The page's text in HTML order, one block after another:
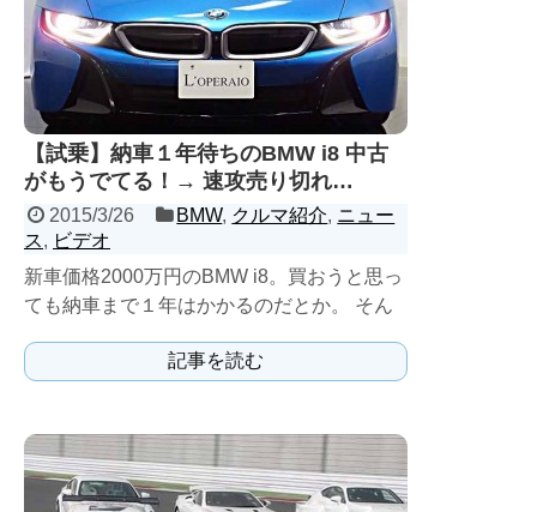
【試乗】納車１年待ちのBMW i8 中古
がもうでてる！→ 速攻売り切れ…
2015/3/26 BMW, クルマ紹介, ニュー
ス, ビデオ
新車価格2000万円のBMW i8。買おうと思っ
ても納車まで１年はかかるのだとか。 そん
記事を読む